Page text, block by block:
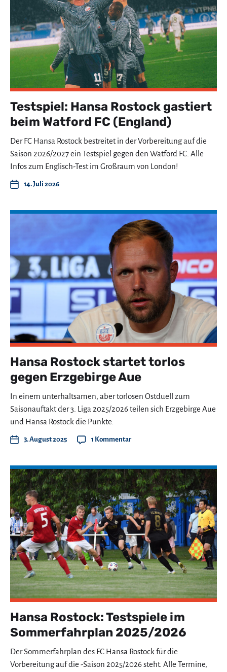
Testspiel: Hansa Rostock gastiert
beim Watford FC (England)
Der FC Hansa Rostock bestreitet in der Vorbereitung auf die
Saison 2026/2027 ein Testspiel gegen den Watford FC. Alle
Infos zum Englisch-Test im Großraum von London!
14. Juli 2026
Hansa Rostock startet torlos
gegen Erzgebirge Aue
In einem unterhaltsamen, aber torlosen Ostduell zum
Saisonauftakt der 3. Liga 2025/2026 teilen sich Erzgebirge Aue
und Hansa Rostock die Punkte.
3. August 2025 1 Kommentar
Hansa Rostock: Testspiele im
Sommerfahrplan 2025/2026
Der Sommerfahrplan des FC Hansa Rostock für die
Vorbereitung auf die -Saison 2025/2026 steht. Alle Termine,